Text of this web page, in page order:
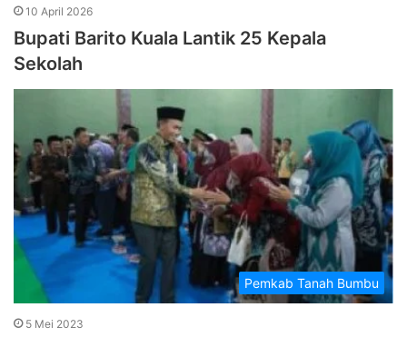
10 April 2026
Bupati Barito Kuala Lantik 25 Kepala
Sekolah
Pemkab Tanah Bumbu
5 Mei 2023